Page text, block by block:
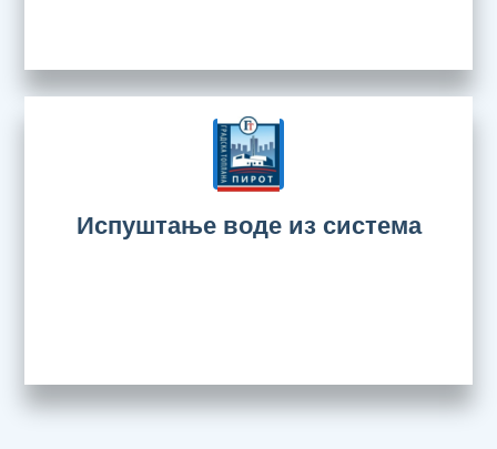
Испуштање воде из система